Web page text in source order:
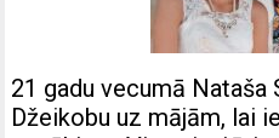
21 gadu vecumā Nataša
Džeikobu uz mājām, lai